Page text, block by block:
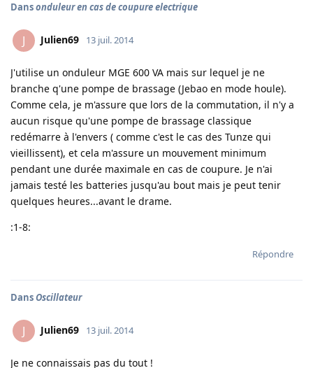
Dansonduleur en cas de coupure electrique
J Julien69 13 juil. 2014
J'utilise un onduleur MGE 600 VA mais sur lequel je ne
branche q'une pompe de brassage (Jebao en mode houle).
Comme cela, je m'assure que lors de la commutation, il n'y a
aucun risque qu'une pompe de brassage classique
redémarre à l'envers ( comme c'est le cas des Tunze qui
vieillissent), et cela m'assure un mouvement minimum
pendant une durée maximale en cas de coupure. Je n'ai
jamais testé les batteries jusqu'au bout mais je peut tenir
quelques heures...avant le drame.
:1-8:
Répondre
DansOscillateur
J Julien69 13 juil. 2014
Je ne connaissais pas du tout !